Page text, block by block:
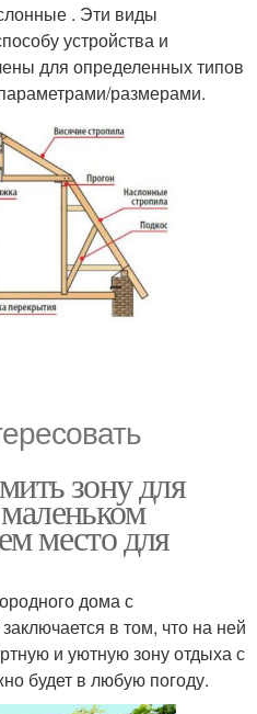
. Эти виды
устройства и
для определенных типов
размерами.
зону для
место для
дома с
в том, что на ней
и уютную зону отдыха с
будет в любую погоду.